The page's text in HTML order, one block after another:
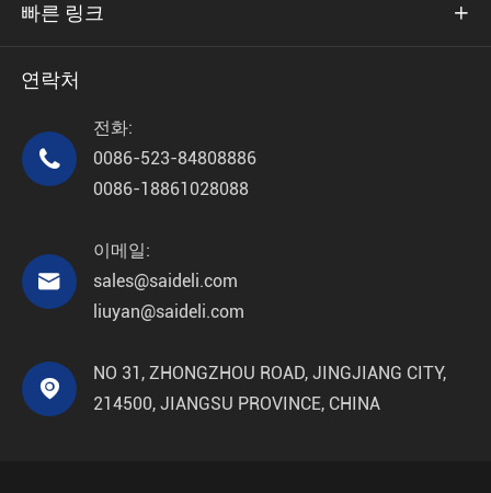
빠른 링크 
연락처

전화:
0086-523-84808886
0086-18861028088

이메일:
sales@saideli.com
liuyan@saideli.com

NO 31, ZHONGZHOU ROAD, JINGJIANG CITY,
214500, JIANGSU PROVINCE, CHINA